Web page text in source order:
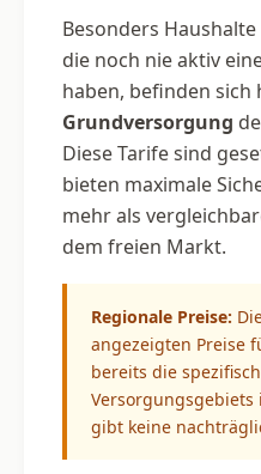
Besonders
die noch nie aktiv
haben, befinden
Grundversorgung
Diese Tarife sind
bieten maximale
mehr als
dem freien Markt.
Regionale Preise:
angezeigten Preise
bereits die
Versorgungsgebiets
gibt keine